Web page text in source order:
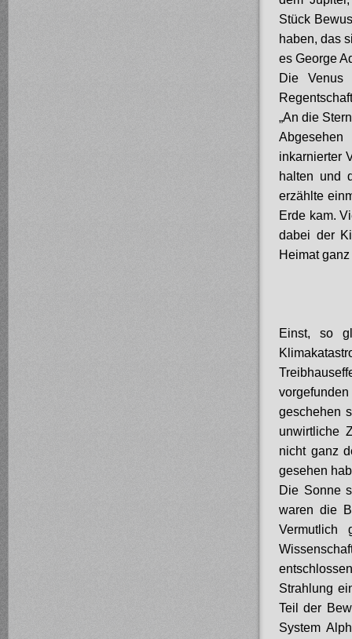
Stück
haben, das
es George
Die Venus
„An die
inkarnierter
halten und
erzählte
Erde kam.
dabei der
Heimat
Einst, so
geschehen
unwirtliche
nicht ganz
gesehen
Die Sonne
waren die
Vermutlich
Strahlung
Teil der
System